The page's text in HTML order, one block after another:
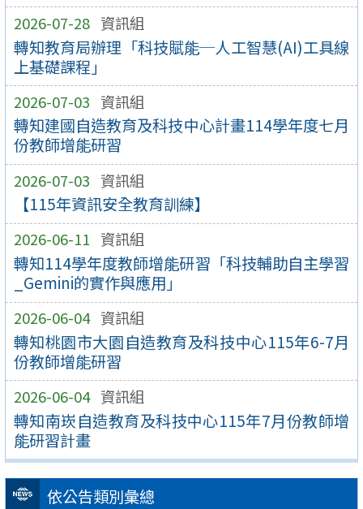
2026-07-28 資訊組
轉知教育局辦理「科技賦能─人工智慧(AI)工具線
上基礎課程」
2026-07-03 資訊組
轉知建國自造教育及科技中心計畫114學年度七月
份教師增能研習
2026-07-03 資訊組
【115年資訊安全教育訓練】
2026-06-11 資訊組
轉知114學年度教師增能研習「科技輔助自主學習
_Gemini的實作與應用」
2026-06-04 資訊組
轉知桃園市大園自造教育及科技中心115年6-7月
份教師增能研習
2026-06-04 資訊組
轉知南崁自造教育及科技中心115年7月份教師增
能研習計畫
依公告類別彙總